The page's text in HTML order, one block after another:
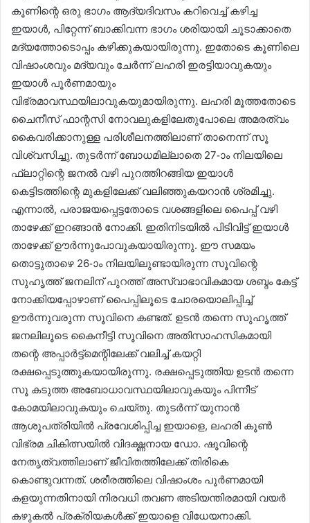
കൂണിന്റെ ഒരു ഭാഗം ആദ്യദിവസം കറിവെച്ച് കഴിച്ച
ഇയാൾ, പിറ്റേന്ന് ബാക്കിവന്ന ഭാഗം ശരിയായി ചൂടാക്കാതെ
മദ്യത്തോടൊപ്പം കഴിക്കുകയായിരുന്നു. ഇതോടെ കൂണിലെ
വിഷാംശവും മദ്യവും ചേർന്ന് ലഹരി ഇരട്ടിയാവുകയും
ഇയാൾ പൂർണമായും
വിഭ്രമാവസ്ഥയിലാവുകയുമായിരുന്നു. ലഹരി മൂത്തതോടെ
ചൈനീസ് ഫാന്റസി നോവലുകളിലേതുപോലെ അമരത്വം
കൈവരിക്കാനുള്ള പരിശീലനത്തിലാണ് താനെന്ന് സൂ
വിശ്വസിച്ചു. തുടർന്ന് ബോധമില്ലാതെ 27-ാം നിലയിലെ
ഫ്ലാറ്റിന്റെ ജനൽ വഴി പുറത്തിറങ്ങിയ ഇയാൾ
കെട്ടിടത്തിന്റെ മുകളിലേക്ക് വലിഞ്ഞുകയറാൻ ശ്രമിച്ചു.
എന്നാൽ, പരാജയപ്പെട്ടതോടെ വശങ്ങളിലെ പൈപ്പ് വഴി
താഴേക്ക് ഇറങ്ങാൻ നോക്കി. ഇതിനിടയിൽ പിടിവിട്ട് ഇയാൾ
താഴേക്ക് ഊർന്നുപോവുകയായിരുന്നു. ഈ സമയം
തൊട്ടുതാഴെ 26-ാം നിലയിലുണ്ടായിരുന്ന സൂവിന്റെ
സുഹൃത്ത് ജനലിന് പുറത്ത് അസ്വാഭാവികമായ ശബ്ദം കേട്ട്
നോക്കിയപ്പോഴാണ് പൈപ്പിലൂടെ ചോരയൊലിപ്പിച്ച്
ഊർന്നുവരുന്ന സൂവിനെ കണ്ടത്. ഉടൻ തന്നെ സുഹൃത്ത്
ജനലിലൂടെ കൈനീട്ടി സൂവിനെ അതിസാഹസികമായി
തന്റെ അപ്പാർട്ട്മെന്റിലേക്ക് വലിച്ച് കയറ്റി
രക്ഷപ്പെടുത്തുകയായിരുന്നു. രക്ഷപ്പെടുത്തിയ ഉടൻ തന്നെ
സൂ കടുത്ത അബോധാവസ്ഥയിലാവുകയും പിന്നീട്
കോമയിലാവുകയും ചെയ്തു. തുടർന്ന് യുനാൻ
ആശുപത്രിയിൽ പ്രവേശിപ്പിച്ച ഇയാളെ, ലഹരി കൂൺ
വിഭ്രമ ചികിത്സയിൽ വിദഗ്ദ്ധനായ ഡോ. ഷൂവിന്റെ
നേതൃത്വത്തിലാണ് ജീവിതത്തിലേക്ക് തിരികെ
കൊണ്ടുവന്നത്. ശരീരത്തിലെ വിഷാംശം പൂർണമായി
കളയുന്നതിനായി നിരവധി തവണ അടിയന്തിരമായി വയർ
കഴുകൽ പ്രക്രിയകൾക്ക് ഇയാളെ വിധേയനാക്കി.